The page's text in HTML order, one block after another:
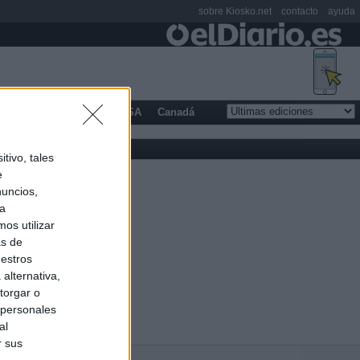
tales
utilizar
de
alternativa,
o
sus
Latinoamérica USA Canadá
sobre Kiosko.net contacto ayuda